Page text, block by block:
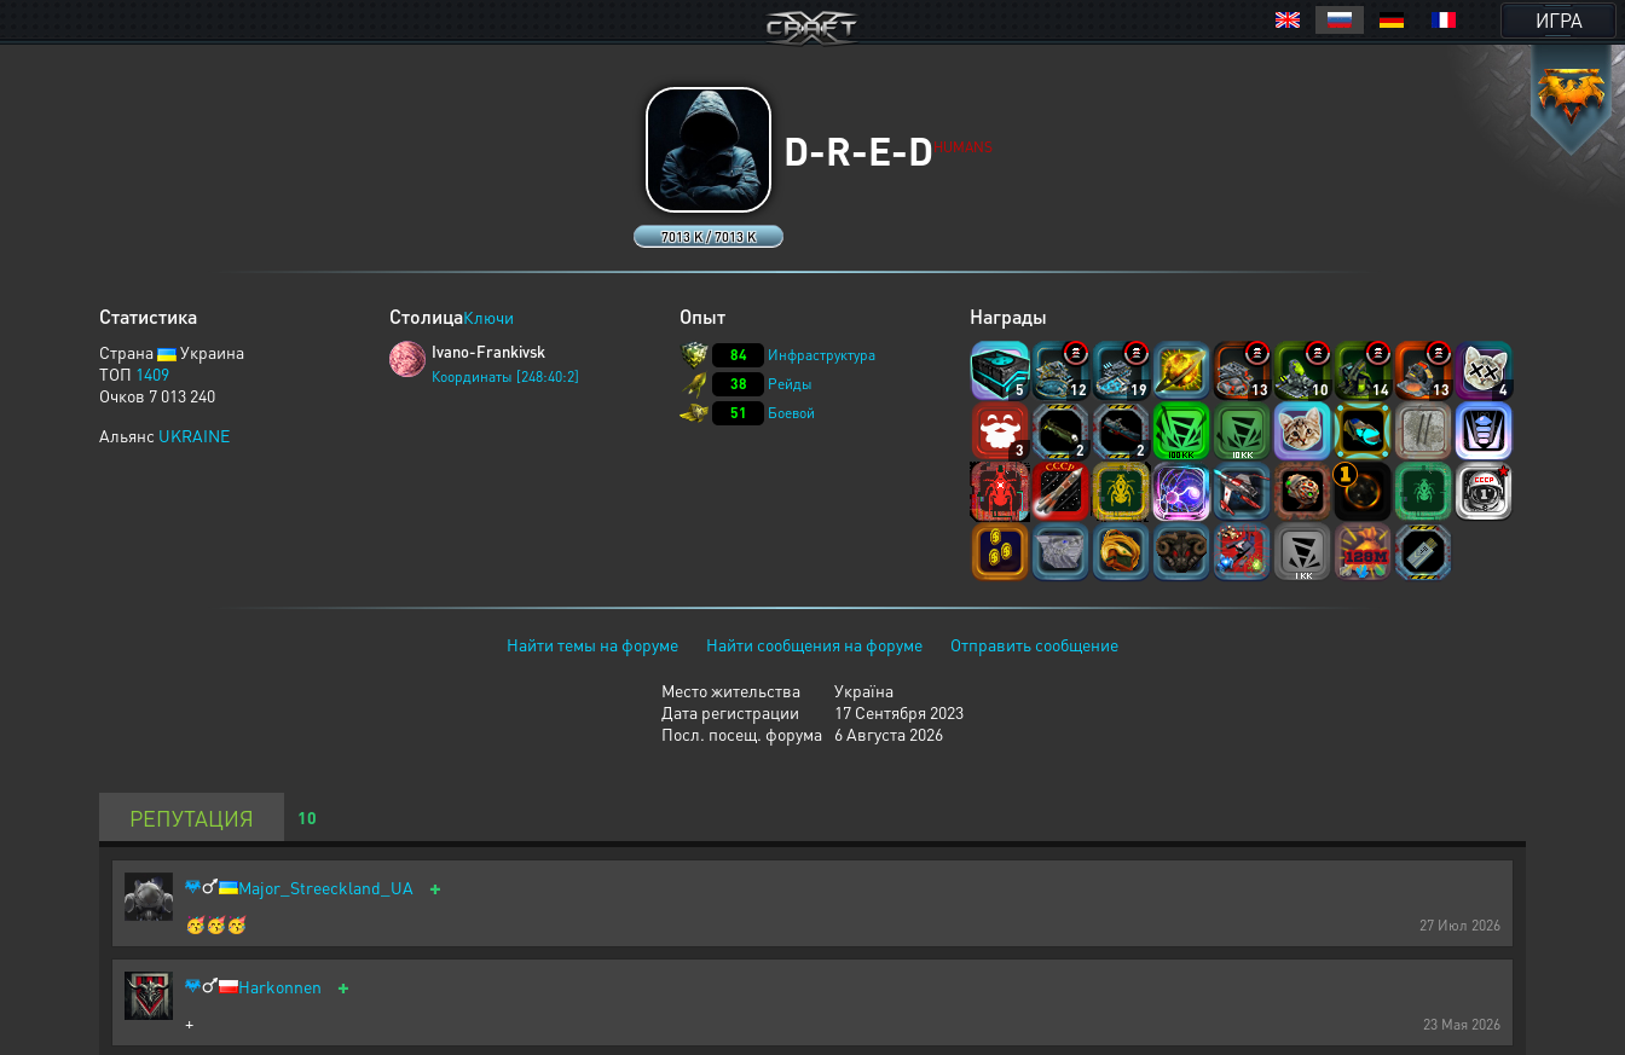
ИГРА
7013 K / 7013 K
D-R-E-DHUMANS
Статистика
Страна
Украина
ТОП 1409
Очков 7 013 240
Альянс UKRAINE
СтолицаКлючи
Ivano-Frankivsk
Координаты [248:40:2]
Опыт
84
Инфраструктура
38
Рейды
51
Боевой
Награды
5 12 19 13 10 14 13 4
3 2 2
Найти темы на форуме Найти сообщения на форуме Отправить сообщение
Место жительства
Україна
Дата регистрации
17 Сентября 2023
Посл. посещ. форума
6 Августа 2026
РЕПУТАЦИЯ 10
27 Июл 2026
Major_Streeckland_UA +
🥳🥳🥳
23 Мая 2026
Harkonnen +
+